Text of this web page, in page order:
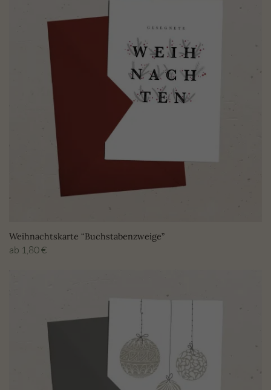
Weihnachtskarte “Buchstabenzweige”
ab 1,80€